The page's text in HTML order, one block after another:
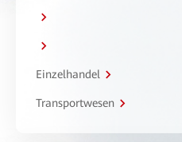
Einzelhandel
Transportwesen